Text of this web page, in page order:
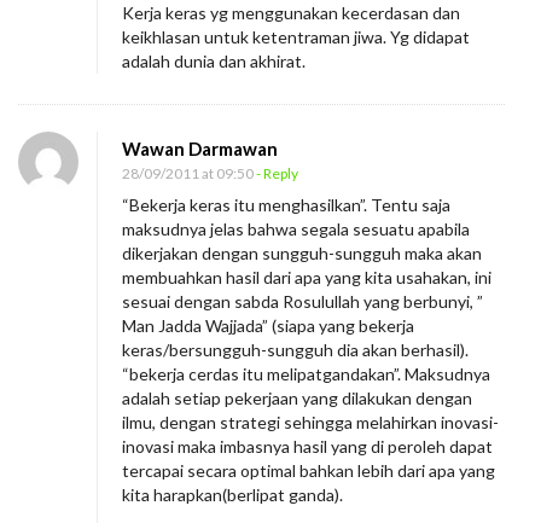
Kerja keras yg menggunakan kecerdasan dan
keikhlasan untuk ketentraman jiwa. Yg didapat
adalah dunia dan akhirat.
Wawan Darmawan
28/09/2011 at 09:50- Reply
“Bekerja keras itu menghasilkan”. Tentu saja
maksudnya jelas bahwa segala sesuatu apabila
dikerjakan dengan sungguh-sungguh maka akan
membuahkan hasil dari apa yang kita usahakan, ini
sesuai dengan sabda Rosulullah yang berbunyi, ”
Man Jadda Wajjada” (siapa yang bekerja
keras/bersungguh-sungguh dia akan berhasil).
“bekerja cerdas itu melipatgandakan”. Maksudnya
adalah setiap pekerjaan yang dilakukan dengan
ilmu, dengan strategi sehingga melahirkan inovasi-
inovasi maka imbasnya hasil yang di peroleh dapat
tercapai secara optimal bahkan lebih dari apa yang
kita harapkan(berlipat ganda).